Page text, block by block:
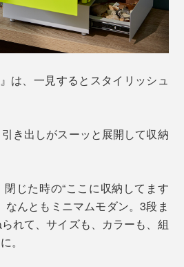
は、一見するとスタイリッシュ
き出しがスーッと展開して収納
じた時の“ここに収納してます
なんともミニマムモダン。3段ま
れて、サイズも、カラーも、組
。